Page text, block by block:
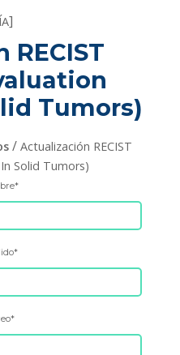
]
Tumors)
/ Actualización RECIST
Solid Tumors)
*
*
*